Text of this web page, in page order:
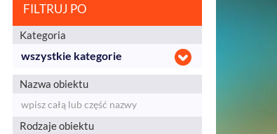
FILTRUJ PO
Kategoria
wszystkie kategorie
Nazwa obiektu
Rodzaje obiektu